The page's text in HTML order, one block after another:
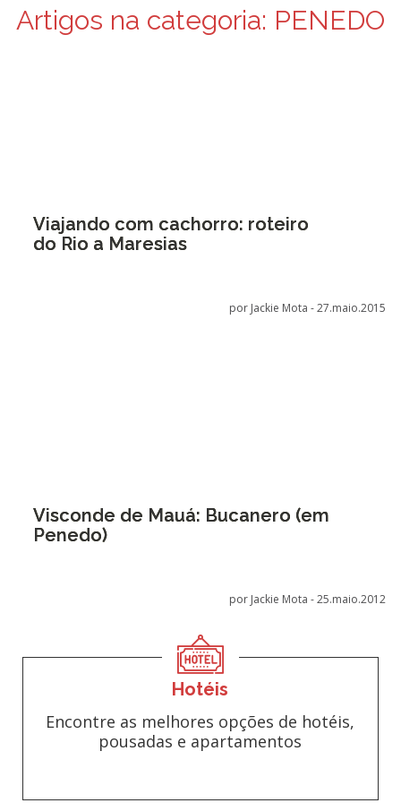
Artigos na categoria: PENEDO
Viajando com cachorro: roteiro
do Rio a Maresias
por Jackie Mota -27.maio.2015
Visconde de Mauá: Bucanero (em
Penedo)
por Jackie Mota -25.maio.2012
Hotéis
Encontre as melhores opções de hotéis,
pousadas e apartamentos